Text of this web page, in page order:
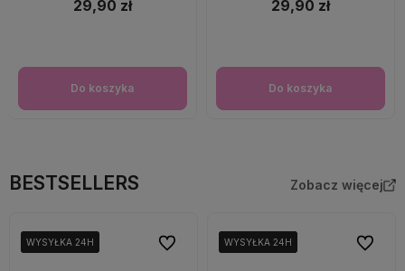
29,90 zł
Do koszyka
29,90 zł
Do koszyka
BESTSELLERS Zobacz więcej
WYSYŁKA 24H
WYSYŁKA 24H
WYSYŁKA 24H Do ulubionychWYSYŁKA 24H
WYSYŁKA 24H
WYSYŁKA 24H Do